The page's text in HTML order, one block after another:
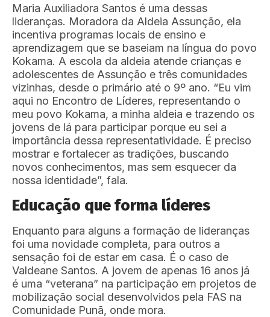
Maria Auxiliadora Santos é uma dessas
lideranças. Moradora da Aldeia Assunção, ela
incentiva programas locais de ensino e
aprendizagem que se baseiam na língua do povo
Kokama. A escola da aldeia atende crianças e
adolescentes de Assunção e três comunidades
vizinhas, desde o primário até o 9º ano. “Eu vim
aqui no Encontro de Líderes, representando o
meu povo Kokama, a minha aldeia e trazendo os
jovens de lá para participar porque eu sei a
importância dessa representatividade. É preciso
mostrar e fortalecer as tradições, buscando
novos conhecimentos, mas sem esquecer da
nossa identidade”, fala.
Educação que forma líderes
Enquanto para alguns a formação de lideranças
foi uma novidade completa, para outros a
sensação foi de estar em casa. É o caso de
Valdeane Santos. A jovem de apenas 16 anos já
é uma “veterana” na participação em projetos de
mobilização social desenvolvidos pela FAS na
Comunidade Punã, onde mora.